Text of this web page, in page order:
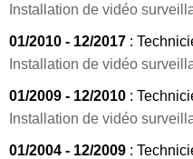
Installation de vidéo
01/2010 - 12/2017 :
Installation de vidéo
01/2009 - 12/2010 :
Installation de vidéo
01/2004 - 12/2009 :